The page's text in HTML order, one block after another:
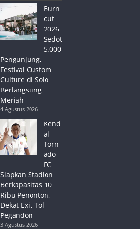
Burn
out
2026
Sedot
5.000
Pengunjung,
Festival Custom
Culture di Solo
Berlangsung
Meriah
4 Agustus 2026
Kend
al
Torn
ado
FC
Siapkan Stadion
Berkapasitas 10
Ribu Penonton,
Dekat Exit Tol
Pegandon
3 Agustus 2026